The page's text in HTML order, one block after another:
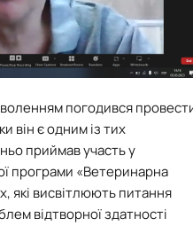
погодився
він є одним із тих
приймав участь у
програми «Ветеринарна
які висвітлюють питання
відтворної здатності